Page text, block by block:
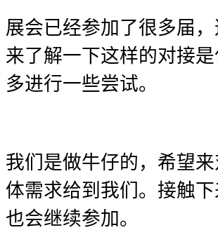
展会已经参加了很多届
来了解一下这样的对接
多进行一些尝试。
我们是做牛仔的，希望
体需求给到我们。接触
也会继续参加。